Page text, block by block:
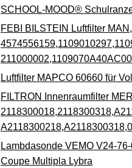
SCHOOL-MOOD®
FEBI BILSTEIN Luftfilter
Luftfilter MAPCO 60660 für
FILTRON Innenraumfilter
Lambdasonde VEMO V24-
Coupe Multipla Lybra